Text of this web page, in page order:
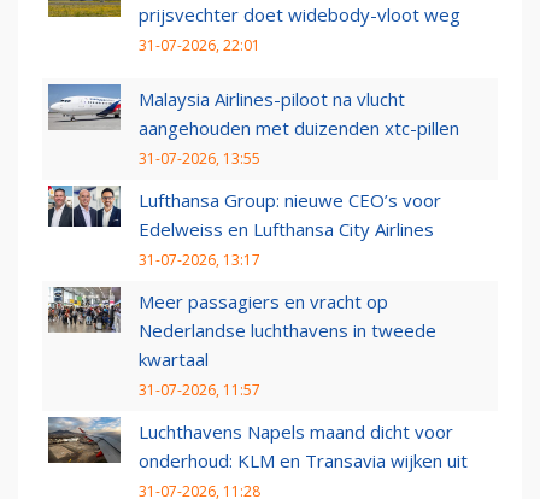
prijsvechter doet widebody-vloot weg
31-07-2026, 22:01
Malaysia Airlines-piloot na vlucht
aangehouden met duizenden xtc-pillen
31-07-2026, 13:55
Lufthansa Group: nieuwe CEO’s voor
Edelweiss en Lufthansa City Airlines
31-07-2026, 13:17
Meer passagiers en vracht op
Nederlandse luchthavens in tweede
kwartaal
31-07-2026, 11:57
Luchthavens Napels maand dicht voor
onderhoud: KLM en Transavia wijken uit
31-07-2026, 11:28